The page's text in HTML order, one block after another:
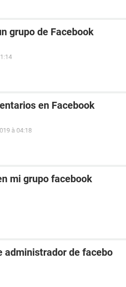
grupo de Facebook
en Facebook
à 04:18
mi grupo facebook
administrador de facebo